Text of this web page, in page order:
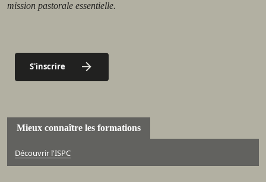
mission pastorale essentielle.
S'inscrire
Mieux connaître les formations
Découvrir l'ISPC